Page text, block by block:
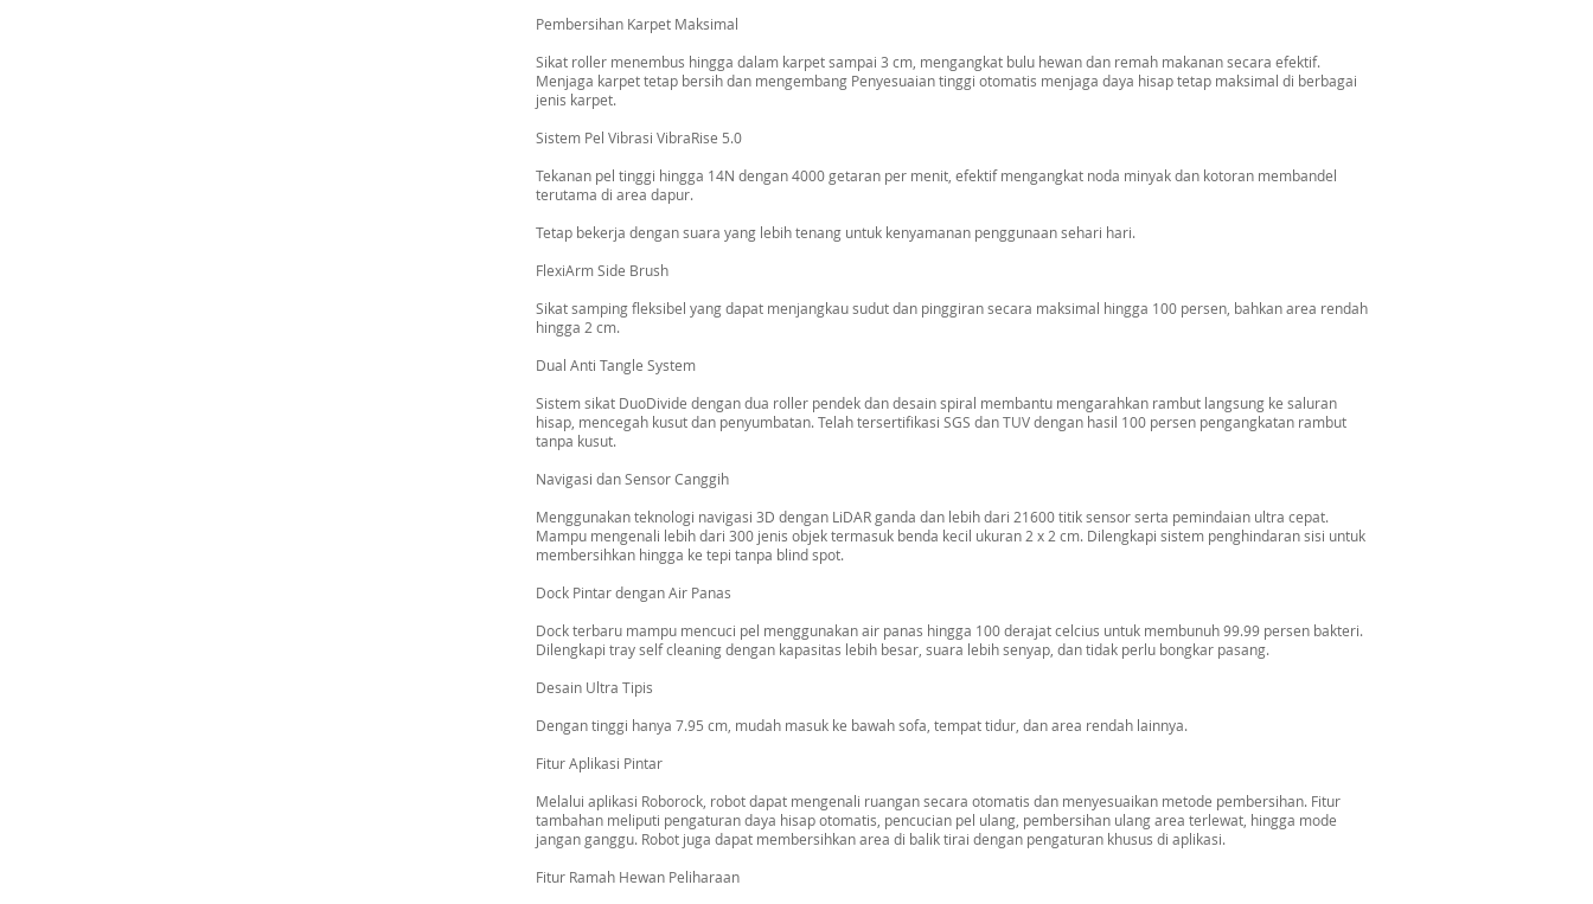
Pembersihan Karpet Maksimal
Sikat roller menembus hingga dalam karpet sampai 3 cm, mengangkat bulu hewan dan remah makanan secara efektif.
Menjaga karpet tetap bersih dan mengembang Penyesuaian tinggi otomatis menjaga daya hisap tetap maksimal di berbagai
jenis karpet.
Sistem Pel Vibrasi VibraRise 5.0
Tekanan pel tinggi hingga 14N dengan 4000 getaran per menit, efektif mengangkat noda minyak dan kotoran membandel
terutama di area dapur.
Tetap bekerja dengan suara yang lebih tenang untuk kenyamanan penggunaan sehari hari.
FlexiArm Side Brush
Sikat samping fleksibel yang dapat menjangkau sudut dan pinggiran secara maksimal hingga 100 persen, bahkan area rendah
hingga 2 cm.
Dual Anti Tangle System
Sistem sikat DuoDivide dengan dua roller pendek dan desain spiral membantu mengarahkan rambut langsung ke saluran
hisap, mencegah kusut dan penyumbatan. Telah tersertifikasi SGS dan TUV dengan hasil 100 persen pengangkatan rambut
tanpa kusut.
Navigasi dan Sensor Canggih
Menggunakan teknologi navigasi 3D dengan LiDAR ganda dan lebih dari 21600 titik sensor serta pemindaian ultra cepat.
Mampu mengenali lebih dari 300 jenis objek termasuk benda kecil ukuran 2 x 2 cm. Dilengkapi sistem penghindaran sisi untuk
membersihkan hingga ke tepi tanpa blind spot.
Dock Pintar dengan Air Panas
Dock terbaru mampu mencuci pel menggunakan air panas hingga 100 derajat celcius untuk membunuh 99.99 persen bakteri.
Dilengkapi tray self cleaning dengan kapasitas lebih besar, suara lebih senyap, dan tidak perlu bongkar pasang.
Desain Ultra Tipis
Dengan tinggi hanya 7.95 cm, mudah masuk ke bawah sofa, tempat tidur, dan area rendah lainnya.
Fitur Aplikasi Pintar
Melalui aplikasi Roborock, robot dapat mengenali ruangan secara otomatis dan menyesuaikan metode pembersihan. Fitur
tambahan meliputi pengaturan daya hisap otomatis, pencucian pel ulang, pembersihan ulang area terlewat, hingga mode
jangan ganggu. Robot juga dapat membersihkan area di balik tirai dengan pengaturan khusus di aplikasi.
Fitur Ramah Hewan Peliharaan